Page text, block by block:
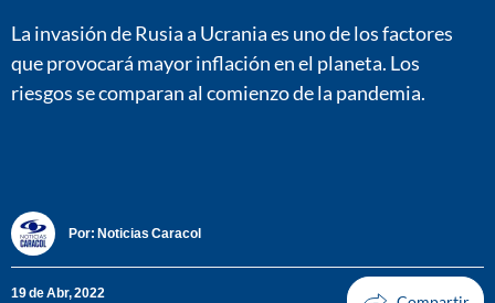
La invasión de Rusia a Ucrania es uno de los factores
que provocará mayor inflación en el planeta. Los
riesgos se comparan al comienzo de la pandemia.
Por: Noticias Caracol
19 de Abr, 2022